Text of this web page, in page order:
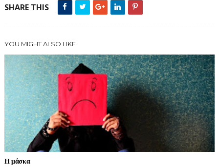
SHARE THIS
YOU MIGHT ALSO LIKE
Η μάσκα